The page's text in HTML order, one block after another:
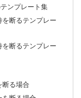
ンプレート集
断るテンプレー
断るテンプレー
る場合